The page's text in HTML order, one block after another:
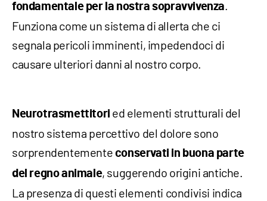
fondamentale per la nostra sopravvivenza.
Funziona come un sistema di allerta che ci
segnala pericoli imminenti, impedendoci di
causare ulteriori danni al nostro corpo.
Neurotrasmettitori ed elementi strutturali del
nostro sistema percettivo del dolore sono
sorprendentemente conservati in buona parte
del regno animale, suggerendo origini antiche.
La presenza di questi elementi condivisi indica